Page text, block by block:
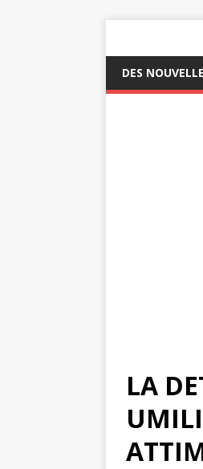
DES
LA